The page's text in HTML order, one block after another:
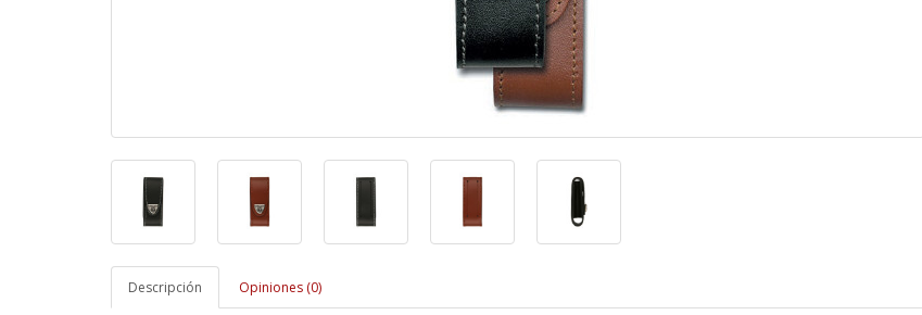
Descripción Opiniones (0)